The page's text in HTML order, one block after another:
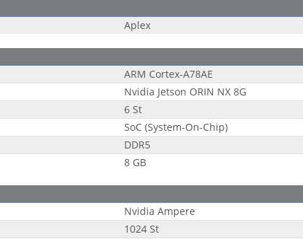
Aplex
ARM Cortex-A78AE
Nvidia Jetson ORIN NX 8G
6 St
SoC (System-On-Chip)
DDR5
8 GB
Nvidia Ampere
1024 St